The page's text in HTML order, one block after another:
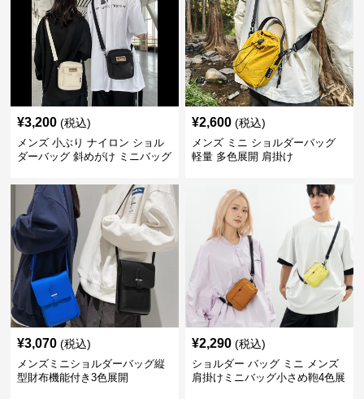
¥3,200 (税込)
メンズ 小ぶり ナイロン ショル
ダーバッグ 斜めがけ ミニバッグ
¥2,600 (税込)
メンズ ミニ ショルダーバッグ
軽量 多色展開 肩掛け
¥3,070 (税込)
メンズミニショルダーバッグ縦
型財布機能付き3色展開
¥2,290 (税込)
ショルダー バッグ ミニ メンズ
肩掛けミニバッグ小さめ鞄4色展